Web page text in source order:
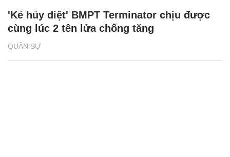
QUÂN SỰ
'Kẻ hủy diệt' BMPT Terminator chịu được
cùng lúc 2 tên lửa chống tăng